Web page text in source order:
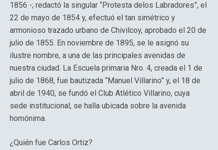
1856 -; redactó la singular “Protesta delos Labradores”, el
22 de mayo de 1854 y, efectuó el tan simétrico y
armonioso trazado urbano de Chivilcoy, aprobado el 20 de
julio de 1855. En noviembre de 1895, se le asignó su
ilustre nombre, a una de las principales avenidas de
nuestra ciudad. La Escuela primaria Nro. 4, creada el 1 de
julio de 1868, fue bautizada “Manuel Villarino” y, el 18 de
abril de 1940, se fundó el Club Atlético Villarino, cuya
sede institucional, se halla ubicada sobre la avenida
homónima.
¿Quién fue Carlos Ortiz?